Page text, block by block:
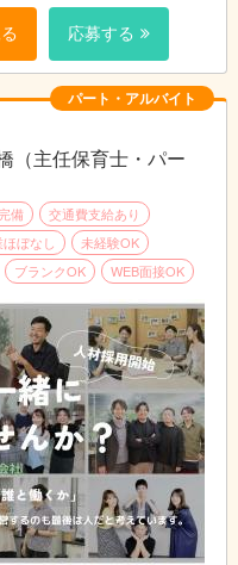
で子どもたちの成長を見守
。
応募する
パート・アルバイト
（主任保育士・パー
備
交通費支給あり
ぼなし
未経験OK
ブランクOK WEB面接OK